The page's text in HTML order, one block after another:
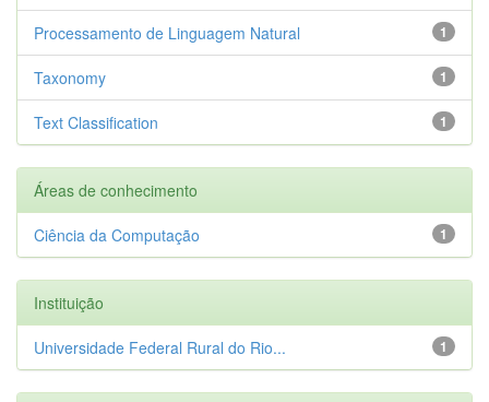
1
Processamento de Linguagem Natural
1
Taxonomy
1
Text Classification
Áreas de conhecimento
1
Ciência da Computação
Instituição
1
Universidade Federal Rural do Rio...